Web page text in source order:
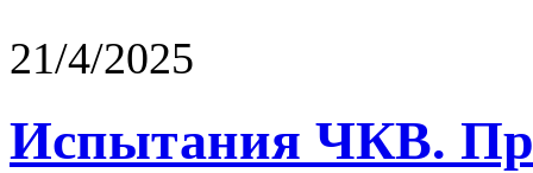
21/4/2025
Испытания ЧКВ.